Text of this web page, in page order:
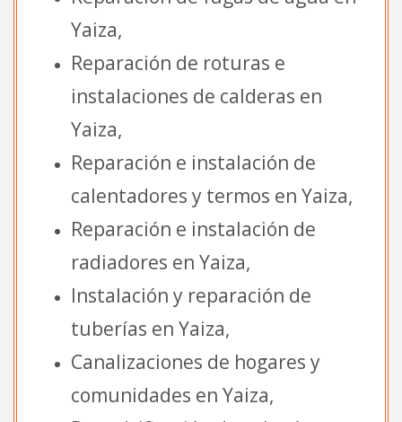
Yaiza,
Reparación de roturas e
instalaciones de calderas en
Yaiza,
Reparación e instalación de
calentadores y termos en Yaiza,
Reparación e instalación de
radiadores en Yaiza,
Instalación y reparación de
tuberías en Yaiza,
Canalizaciones de hogares y
comunidades en Yaiza,